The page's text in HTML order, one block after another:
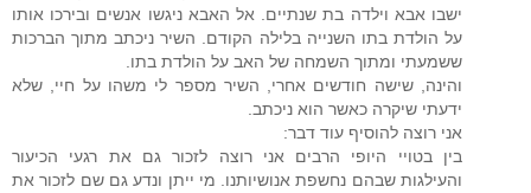
ישבו אבא וילדה בת שנתיים. אל האבא ניגשו אנשים ובירכו אותו
על הולדת בתו השנייה בלילה הקודם. השיר ניכתב מתוך הברכות
ששמעתי ומתוך השמחה של האב על הולדת בתו.
והינה, שישה חודשים אחרי, השיר מספר לי משהו על חיי, שלא
ידעתי שיקרה כאשר הוא ניכתב.
אני רוצה להוסיף עוד דבר:
בין בטויי היופי הרבים אני רוצה לזכור גם את רגעי הכיעור
והעילגות שבהם נחשפת אנושיותנו. מי ייתן ונדע גם שם לזכור את